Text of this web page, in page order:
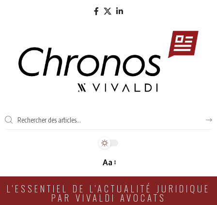
Aa
L'ESSENTIEL DE L'ACTUALITÉ JURIDIQUE
PAR VIVALDI AVOCATS